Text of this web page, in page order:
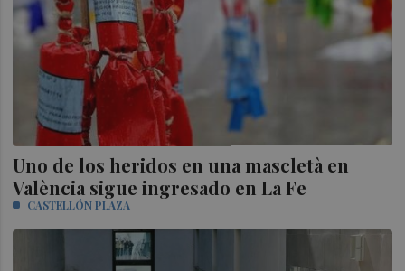
Uno de los heridos en una mascletà en
València sigue ingresado en La Fe
CASTELLÓN PLAZA